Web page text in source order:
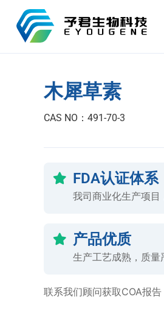
木犀草素
CAS NO：491-70-3
FDA认证体系
我司商业化生产项目
产品优质
生产工艺成熟，质量
联系我们顾问获取COA报告